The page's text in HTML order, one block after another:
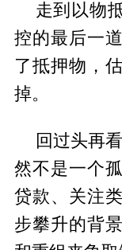
走到以物
控的最后一
了抵押物，
掉。
回过头再
然不是一个
贷款、关注
步攀升的背